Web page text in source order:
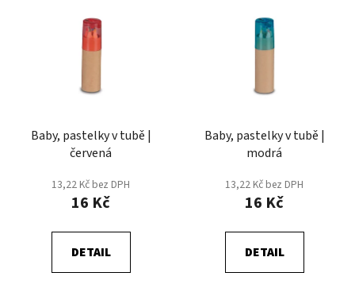
Baby, pastelky v tubě |
červená
13,22 Kč bez DPH
16 Kč
DETAIL
Baby, pastelky v tubě |
modrá
13,22 Kč bez DPH
16 Kč
DETAIL